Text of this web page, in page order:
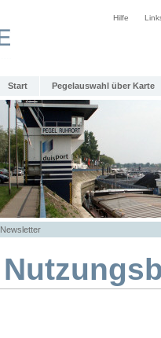
Hilfe
Start Pegelauswahl über Karte
Newsletter